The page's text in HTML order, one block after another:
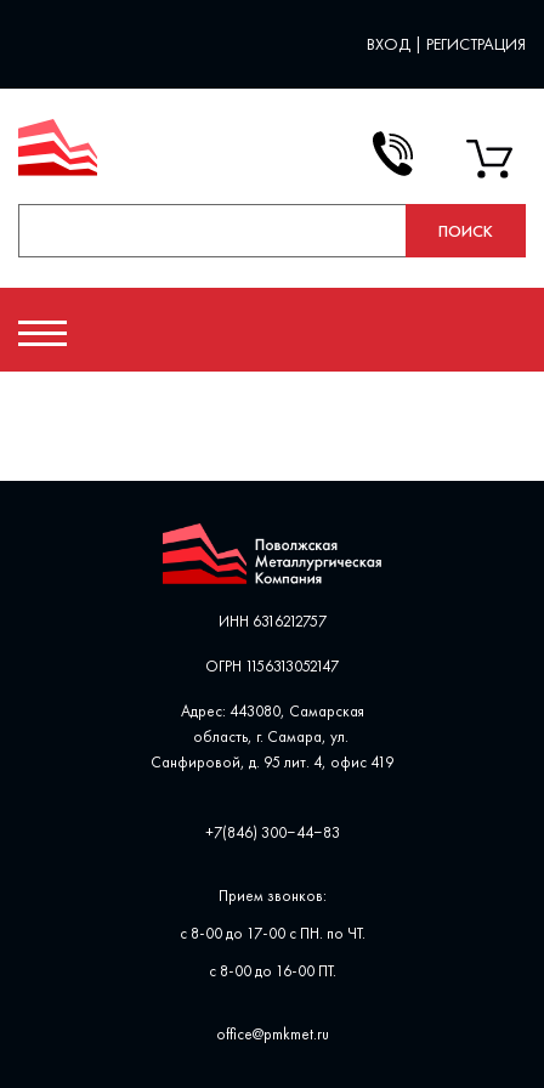
ВХОД | РЕГИСТРАЦИЯ
ИНН 6316212757
ОГРН 1156313052147
Адрес: 443080, Самарская
область, г. Самара, ул. ​
Санфировой, д. 95 лит. 4, офис ​419
+7(846) 300‒44‒83
Прием звонков:
с 8-00 до 17-00 с ПН. по ЧТ.
с 8-00 до 16-00 ПТ.
office@pmkmet.ru